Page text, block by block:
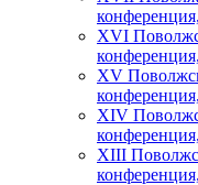
XVI
ХV
ХIV
ХIII